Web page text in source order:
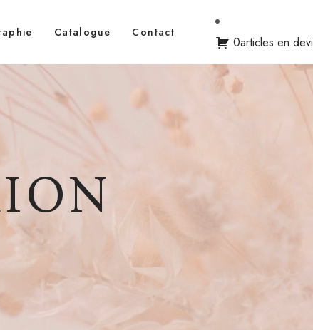
Catalogue Contact
0articles en